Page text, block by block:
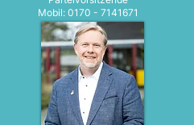
Mobil: 0170 - 7141671